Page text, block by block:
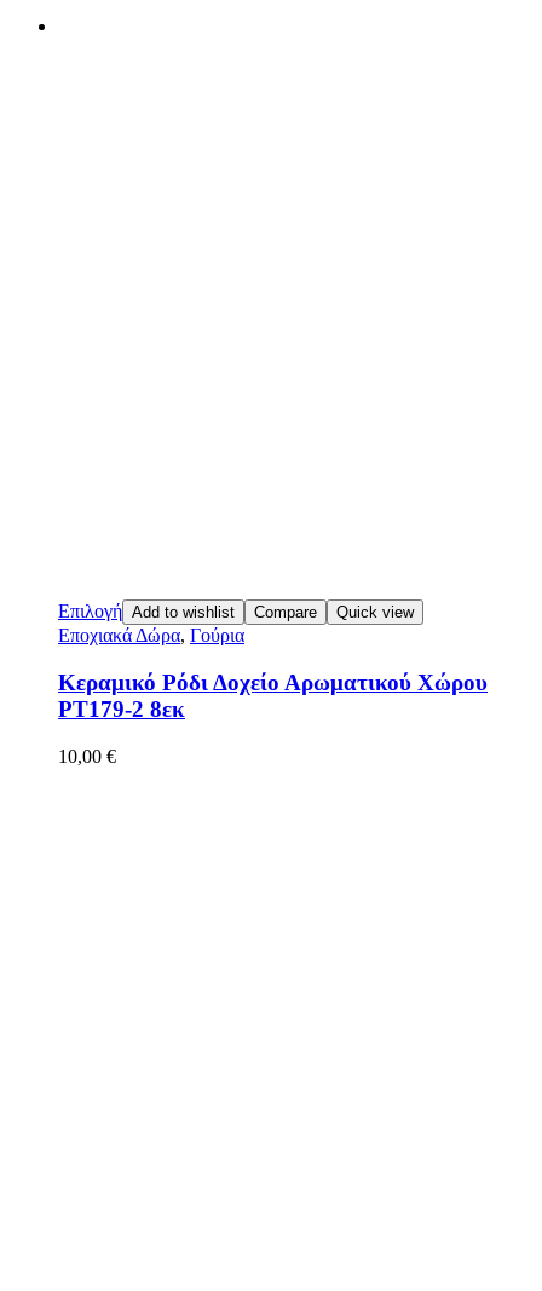
Επιλογή Add to wishlist Compare Quick view
Εποχιακά Δώρα, Γούρια
Κεραμικό Ρόδι Δοχείο Αρωματικού Χώρου
PT179-2 8εκ
10,00 €